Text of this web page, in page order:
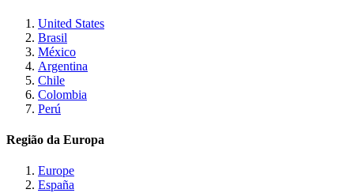
United States
Brasil
México
Argentina
Chile
Colombia
Perú
Região da Europa
Europe
España